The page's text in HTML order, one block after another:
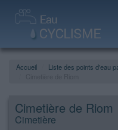
Accueil Liste des points d'eau
Cimetière de Riom
Cimetière